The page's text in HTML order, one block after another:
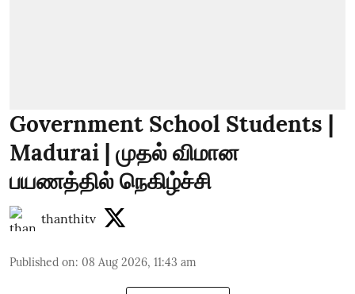
Government School Students |
Madurai | முதல் விமான
பயணத்தில் நெகிழ்ச்சி
thanthitv
Published on: 08 Aug 2026, 11:43 am